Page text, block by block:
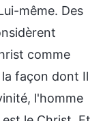
même. Des
comme
façon dont Il
l'homme